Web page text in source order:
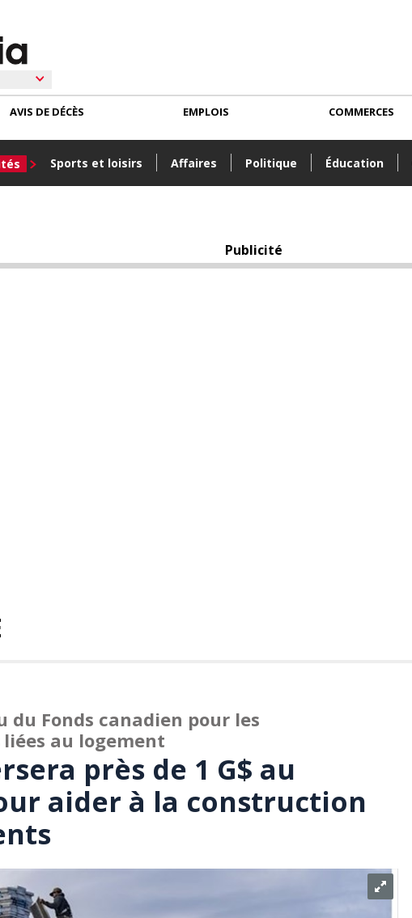
Sports et loisirs Affaires Politique Éducation
AVIS DE DÉCÈS EMPLOIS COMMERCES
Publicité
du Fonds canadien pour les
au logement
près de 1 G$ au
aider à la construction